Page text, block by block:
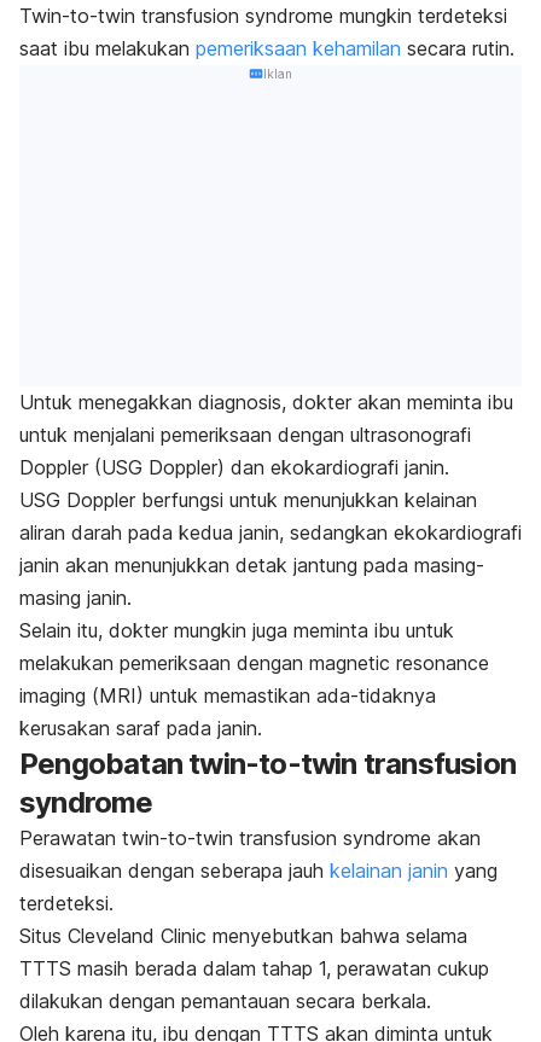
Twin-to-twin transfusion syndrome mungkin terdeteksi
saat ibu melakukan pemeriksaan kehamilan secara rutin.
Iklan
Untuk menegakkan diagnosis, dokter akan meminta ibu
untuk menjalani pemeriksaan dengan ultrasonografi
Doppler (USG Doppler) dan ekokardiografi janin.
USG Doppler berfungsi untuk menunjukkan kelainan
aliran darah pada kedua janin, sedangkan ekokardiografi
janin akan menunjukkan detak jantung pada masing-
masing janin.
Selain itu, dokter mungkin juga meminta ibu untuk
melakukan pemeriksaan dengan magnetic resonance
imaging (MRI) untuk memastikan ada-tidaknya
kerusakan saraf pada janin.
Pengobatan twin-to-twin transfusion
syndrome
Perawatan twin-to-twin transfusion syndrome akan
disesuaikan dengan seberapa jauh kelainan janin yang
terdeteksi.
Situs Cleveland Clinic menyebutkan bahwa selama
TTTS masih berada dalam tahap 1, perawatan cukup
dilakukan dengan pemantauan secara berkala.
Oleh karena itu, ibu dengan TTTS akan diminta untuk